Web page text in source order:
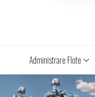
Administrare Flote